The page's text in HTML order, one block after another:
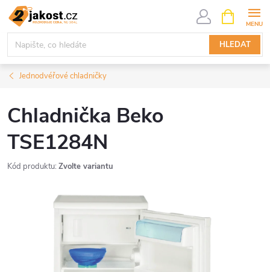
Přejít
obsah
HLEDAT
NÁKUPNÍ
KOŠÍK
Jednodvéřové chladničky
Chladnička Beko
TSE1284N
Kód produktu: Zvolte variantu